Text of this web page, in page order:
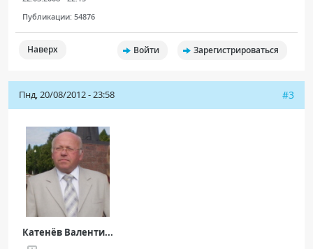
Публикации: 54876
Наверх Войти Зарегистрироваться
Пнд, 20/08/2012 - 23:58 #3
Катенёв Валенти...